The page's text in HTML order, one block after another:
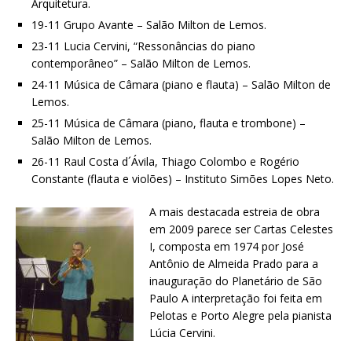
Arquitetura.
19-11 Grupo Avante – Salão Milton de Lemos.
23-11 Lucia Cervini, “Ressonâncias do piano
contemporâneo” – Salão Milton de Lemos.
24-11 Música de Câmara (piano e flauta) – Salão Milton de
Lemos.
25-11 Música de Câmara (piano, flauta e trombone) –
Salão Milton de Lemos.
26-11 Raul Costa d´Ávila, Thiago Colombo e Rogério
Constante (flauta e violões) – Instituto Simões Lopes Neto.
A mais destacada estreia de obra
em 2009 parece ser Cartas Celestes
I, composta em 1974 por José
Antônio de Almeida Prado para a
inauguração do Planetário de São
Paulo A interpretação foi feita em
Pelotas e Porto Alegre pela pianista
Lúcia Cervini.